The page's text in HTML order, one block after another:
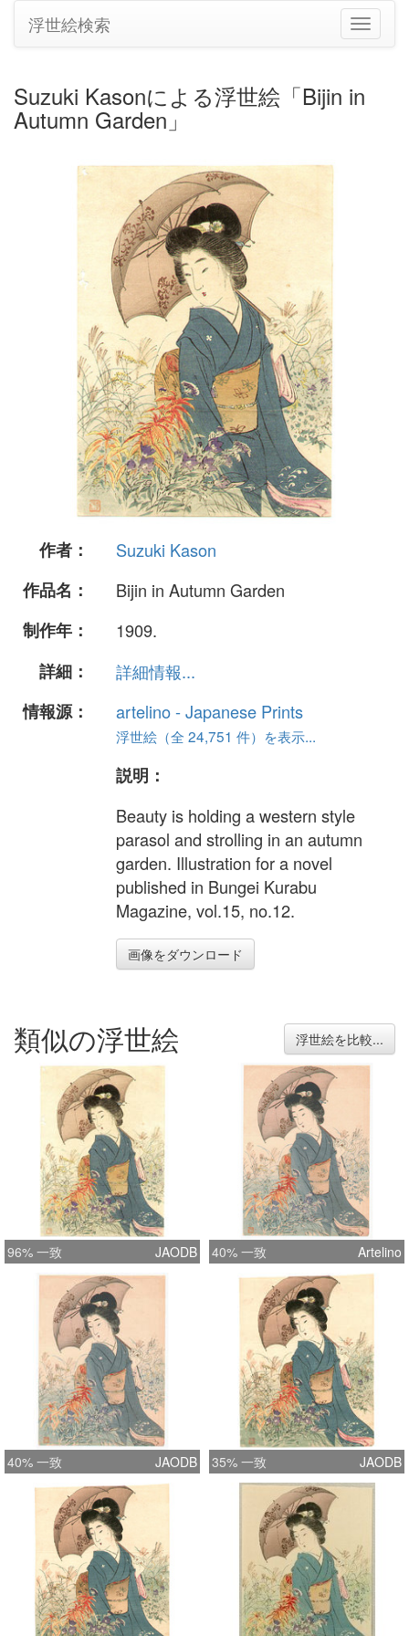
ナ
ビ
シ
浮世絵検索
Suzuki Kasonによる浮世絵「Bijin in
Autumn Garden」
作者：
Suzuki Kason
作品名：
Bijin in Autumn Garden
制作年：
1909.
詳細：
詳細情報...
情報源：
artelino - Japanese Prints
浮世絵（全 24,751 件）を表示...
説明：
Beauty is holding a western style
parasol and strolling in an autumn
garden. Illustration for a novel
published in Bungei Kurabu
Magazine, vol.15, no.12.
画像をダウンロード
類似の浮世絵 浮世絵を比較...
96% 一致 JAODB 40% 一致 Artelino
40% 一致 JAODB 35% 一致 JAODB